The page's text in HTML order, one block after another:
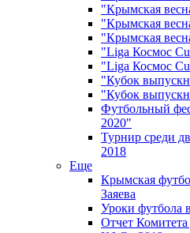
"Крымская
"Крымская
"Крымская
"Liga Космос
"Liga Космос
"Кубок
"Кубок
Футбольный
2020"
Турнир среди
2018
Еще
Крымская
Заяева
Уроки футбола
Отчет